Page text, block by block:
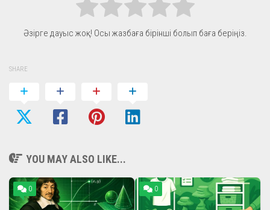
Әзірге дауыс жоқ! Осы жазбаға бірінші болып баға беріңіз.
SHARE
YOU MAY ALSO LIKE...
0 0